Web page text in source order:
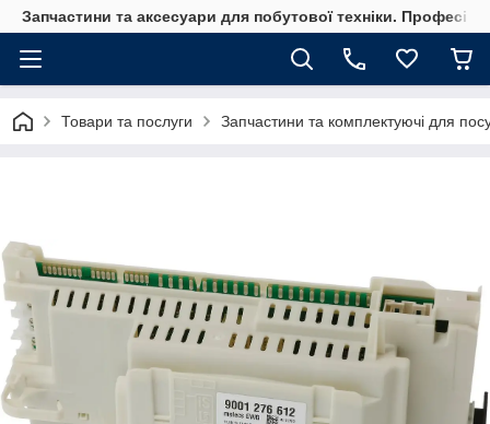
Запчастини та аксесуари для побутової техніки.
Товари та послуги Запчастини та комплектуючі для